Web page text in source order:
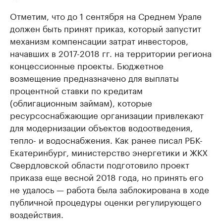
Отметим, что до 1 сентября на Среднем Урале
должен быть принят приказ, который запустит
механизм компенсации затрат инвесторов,
начавших в 2017-2018 гг. на территории региона
концессионные проекты. Бюджетное
возмещение предназначено для выплаты
процентной ставки по кредитам
(облигационным займам), которые
ресурсоснабжающие организации привлекают
для модернизации объектов водоотведения,
тепло- и водоснабжения. Как ранее писал РБК-
Екатеринбург, министерство энергетики и ЖКХ
Свердловской области подготовило проект
приказа еще весной 2018 года, но принять его
не удалось — работа была заблокирована в ходе
публичной процедуры оценки регулирующего
воздействия.